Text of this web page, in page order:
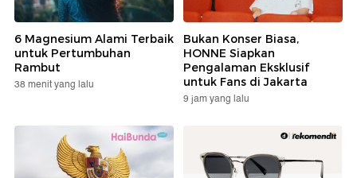
6 Magnesium Alami Terbaik
untuk Pertumbuhan
Rambut
38 menit yang lalu
Bukan Konser Biasa,
HONNE Siapkan
Pengalaman Eksklusif
untuk Fans di Jakarta
9 jam yang lalu